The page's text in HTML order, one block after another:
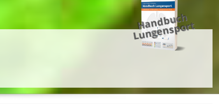
H
a
n
d
b
uc
h
L
u
ng
e
ns
p
ort